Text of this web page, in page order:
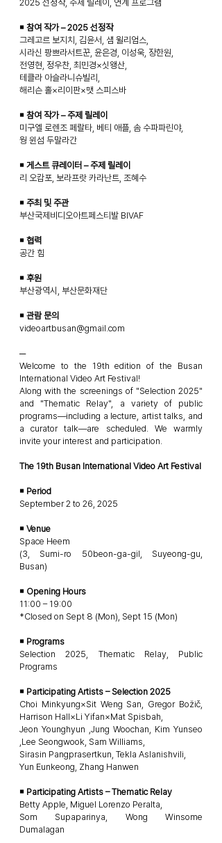
2025 선정작, 주제 릴레이, 연계 프로그램
￭ 참여 작가 – 2025 선정작
그레고르 보지치, 김윤서, 샘 윌리엄스,
시라신 팡쁘라서트꾼, 윤은경, 이성욱, 장한원,
전영현, 정우찬, 최민경×싯왱산,
테클라 아슬라니슈빌리,
해리슨 홀×리이판×맷 스피스바
￭ 참여 작가 – 주제 릴레이
미구엘 로렌조 페랄타, 베티 애플, 솜 수파파린야,
웡 윈섬 두말라간
￭ 게스트 큐레이터 – 주제 릴레이
리 오캄포, 보라프랏 카라난트, 조혜수
￭ 주최 및 주관
부산국제비디오아트페스티발 BIVAF
￭ 협력
공간 힘
￭ 후원
부산광역시, 부산문화재단
￭ 관람 문의
videoartbusan@gmail.com
─
Welcome to the 19th edition of the Busan
International Video Art Festival!
Along with the screenings of "Selection 2025"
and "Thematic Relay", a variety of public
programs—including a lecture, artist talks, and
a curator talk—are scheduled. We warmly
invite your interest and participation.
The 19th Busan International Video Art Festival
￭ Period
September 2 to 26, 2025
￭ Venue
Space Heem
(3, Sumi-ro 50beon-ga-gil, Suyeong-gu,
Busan)
￭ Opening Hours
11:00 – 19:00
*Closed on Sept 8 (Mon), Sept 15 (Mon)
￭ Programs
Selection 2025, Thematic Relay, Public
Programs
￭ Participating Artists – Selection 2025
Choi Minkyung×Sit Weng San, Gregor Božič,
Harrison Hall×Li Yifan×Mat Spisbah,
Jeon Younghyun ,Jung Woochan, Kim Yunseo
,Lee Seongwook, Sam Williams,
Sirasin Pangprasertkun, Tekla Aslanishvili,
Yun Eunkeong, Zhang Hanwen
￭ Participating Artists – Thematic Relay
Betty Apple, Miguel Lorenzo Peralta,
Som Supaparinya, Wong Winsome
Dumalagan